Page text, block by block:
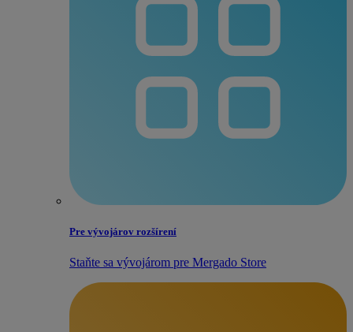
Pre vývojárov rozšírení
Staňte sa vývojárom pre Mergado Store